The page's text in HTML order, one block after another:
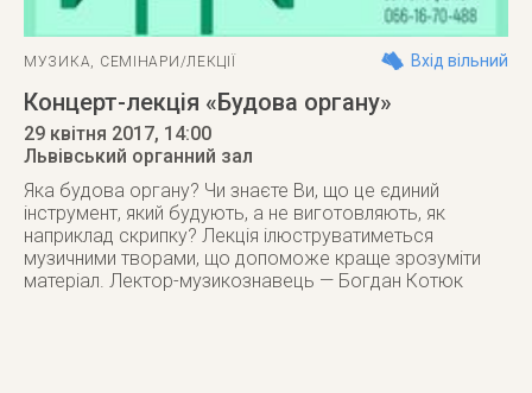
МУЗИКА, СЕМІНАРИ/ЛЕКЦІЇ Вхід вільний
Концерт-лекція «Будова органу»
29 квітня 2017, 14:00
Львівський органний зал
Яка будова органу? Чи знаєте Ви, що це єдиний
інструмент, який будують, а не виготовляють, як
наприклад скрипку? Лекція ілюструватиметься
музичними творами, що допоможе краще зрозуміти
матеріал. Лектор-музикознавець — Богдан Котюк